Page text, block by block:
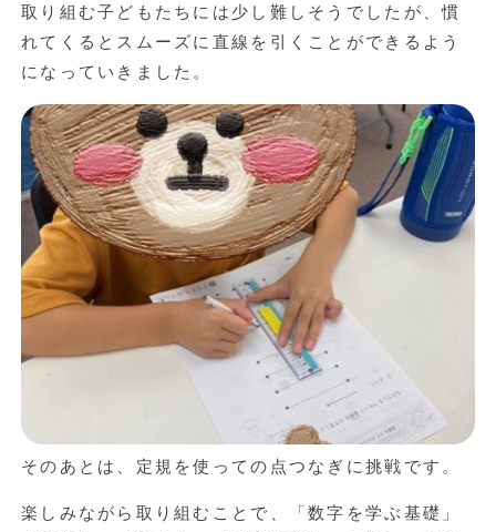
取り組む子どもたちには少し難しそうでしたが、慣
れてくるとスムーズに直線を引くことができるよう
になっていきました。
そのあとは、定規を使っての点つなぎに挑戦です。
楽しみながら取り組むことで、「数字を学ぶ基礎」